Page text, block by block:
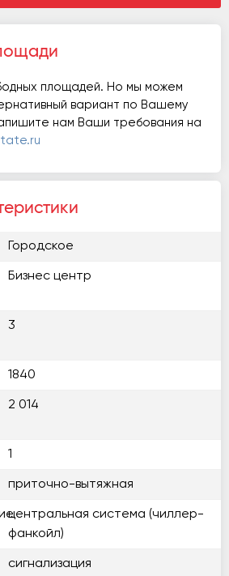
площадей. Но мы можем
вариант по Вашему
нам Ваши требования на
Городское
Бизнес центр
3
1840
2 014
1
приточно-вытяжная
центральная система (чиллер-
фанкойл)
сигнализация